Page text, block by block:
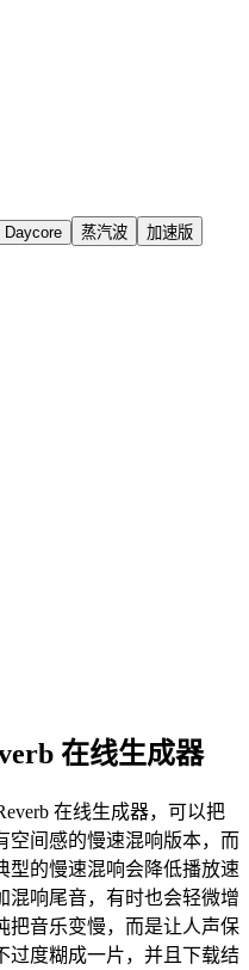
Daycore 蒸汽波
加速版
在线生成器
在线生成器，可以把
空间感的慢速混响版本，而
型的慢速混响会降低播放速
混响尾音，有时也会轻微增
把音乐变慢，而是让人声保
过度糊成一片，并且下载结